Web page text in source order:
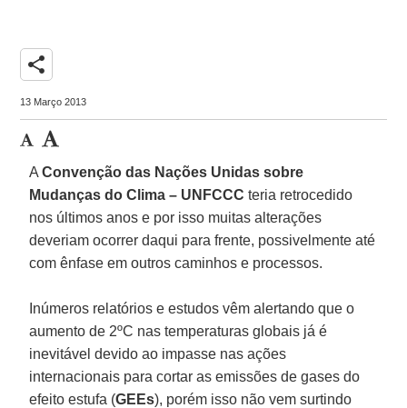
share
13 Março 2013
AConvenção das Nações Unidas sobre
Mudanças do Clima – UNFCCC teria retrocedido
nos últimos anos e por isso muitas alterações
deveriam ocorrer daqui para frente, possivelmente até
com ênfase em outros caminhos e processos.
Inúmeros relatórios e estudos vêm alertando que o
aumento de 2ºC nas temperaturas globais já é
inevitável devido ao impasse nas ações
internacionais para cortar as emissões de gases do
efeito estufa (GEEs), porém isso não vem surtindo